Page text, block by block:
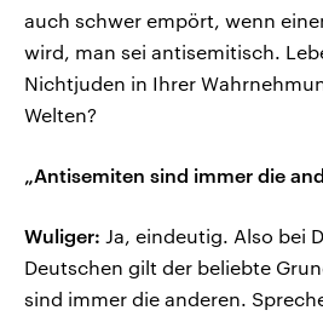
auch schwer empört, wenn
wird, man sei antisemitisch.
Nichtjuden in Ihrer
Welten?
„Antisemiten sind immer die
Wuliger: Ja, eindeutig. Also bei
Deutschen gilt der beliebte
sind immer die anderen.